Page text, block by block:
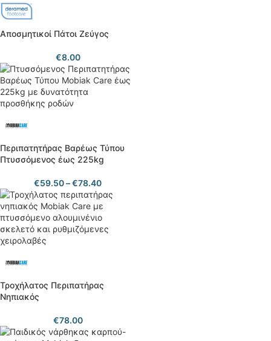
Αποσμητικοί Πάτοι Ζεύγος
€8.00
Περιπατητήρας Βαρέως Τύπου
Πτυσσόμενος έως 225kg
€59.50–€78.40
Τροχήλατος Περιπατήρας
Νηπιακός
€78.00